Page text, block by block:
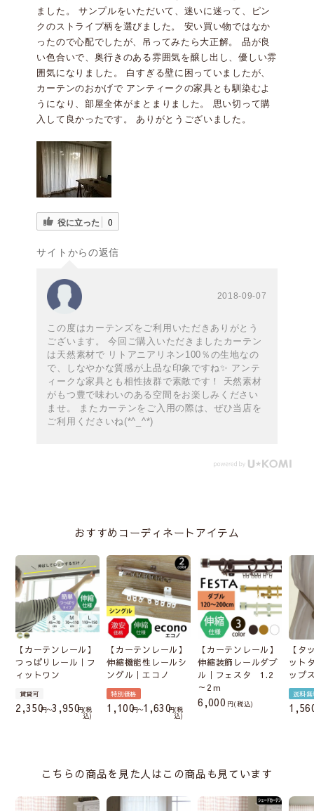
ました。 サンプルをいただいて、迷いに迷って、ピン
クのストライプ柄を選びました。 安い買い物ではなか
ったので心配でしたが、吊ってみたら大正解。 品が良
い色合いで、奥行きのある雰囲気を醸し出し、優しい雰
囲気になりました。 白すぎる壁に困っていましたが、
カーテンのおかげで アンティークの家具とも馴染むよ
うになり、部屋全体がまとまりました。 思い切って購
入して良かったです。 ありがとうございました。
役に立った 0
サイトからの返信
2018-09-07
この度はカーテンズをご利用いただきありがとう
ございます。 今回ご購入いただきましたカーテン
は天然素材で リトアニアリネン100％の生地なの
で、しなやかな質感が上品な印象ですね✨ アンテ
ィークな家具とも相性抜群で素敵です！ 天然素材
がもつ豊で味わいのある空間をお楽しみください
ませ。 またカーテンをご入用の際は、ぜひ当店を
ご利用くださいね(*^_^*)
おすすめコーディネートアイテム
【カーテンレール】
つっぱりレール｜フ
ィットワン
賃貸可
2,350 〜3,950 税
込
【カーテンレール】
伸縮機能性レールシ
ングル｜エコノ
特別価格
1,100 〜1,630 税
込
【カーテンレール】
伸縮装飾レールダブ
ル｜フェスタ 1.2
～2ｍ
6,000 税込
【タ
ット
ップ
送料無
こちらの商品を見た人はこの商品も見ています